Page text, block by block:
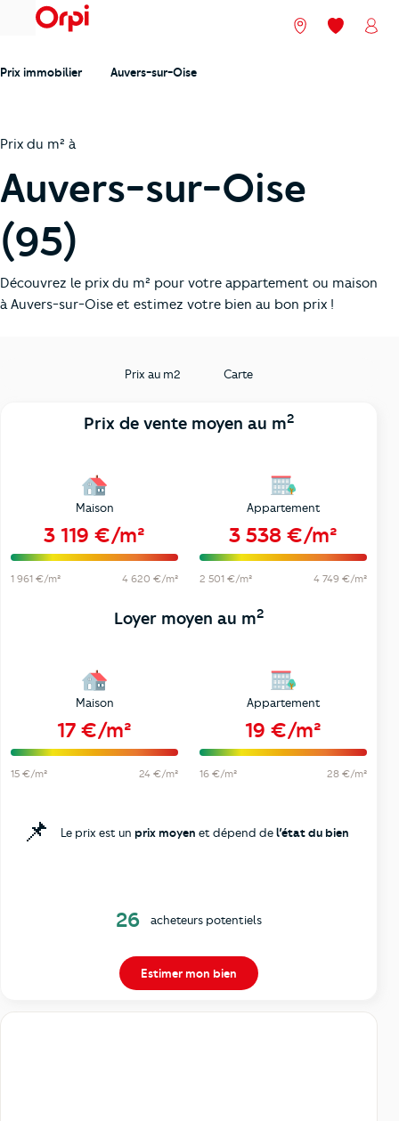
menu Nos agences
Mes
Prix immobilier Auvers-sur-Oise
Prix du m² à
Auvers-sur-Oise
(95)
Découvrez le prix du m² pour votre appartement ou maison
à Auvers-sur-Oise et estimez votre bien au bon prix !
Prix au m2 Carte
Prix de vente moyen au m2
Maison
3 119 €/m²
1 961 €/m² 4 620 €/m²
Appartement
3 538 €/m²
2 501 €/m² 4 749 €/m²
Loyer moyen au m2
Maison
17 €/m²
15 €/m² 24 €/m²
Appartement
19 €/m²
16 €/m² 28 €/m²
📌 Le prix est un prix moyen et dépend del’état du bien
26 acheteurs potentiels
Estimer mon bien